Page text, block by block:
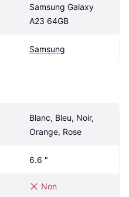
Samsung Galaxy
A23 64GB
Samsung
Blanc, Bleu, Noir,
Orange, Rose
6.6 "
Non